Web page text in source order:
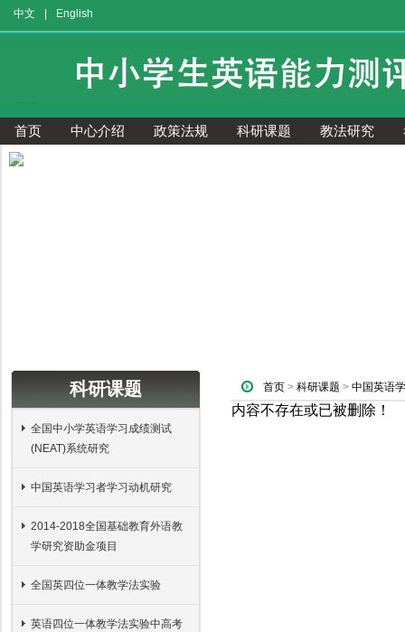
中文 English
首页 中心介绍 政策法规 科研课题 教法研究
获奖证书查询
科研课题
全国中小学英语学习成绩测试
(NEAT)系统研究
中国英语学习者学习动机研究
2014-2018全国基础教育外语教
学研究资助金项目
全国英四位一体教学法实验
英语四位一体教学法实验中高考
首页> 科研课题 > 中国英语
内容不存在或已被删除！